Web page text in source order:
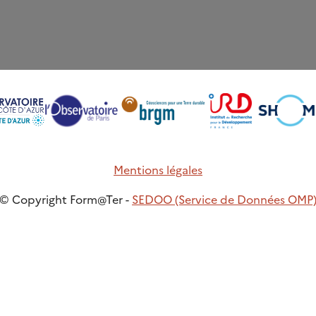
Mentions légales
© Copyright Form@Ter - SEDOO (Service de Données OMP)